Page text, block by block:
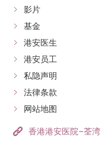
影片
基金
港安医生
港安员工
私隐声明
法律条款
网站地图
香港港安医院–荃湾